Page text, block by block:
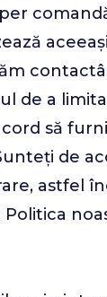
de a
să
de
astfel